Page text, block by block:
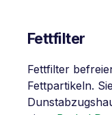
Fettfilter
Fettfilter
Fettpartikeln.